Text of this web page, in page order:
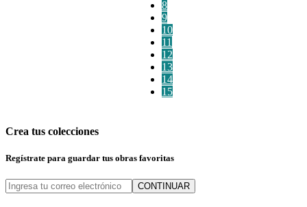
8
9
10
11
12
13
14
15
Crea tus colecciones
Regístrate para guardar tus obras favoritas
CONTINUAR